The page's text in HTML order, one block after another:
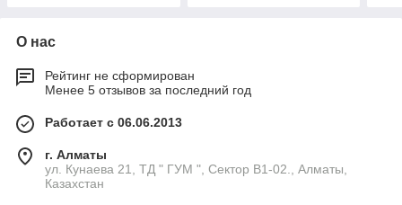
О нас
Рейтинг не сформирован
Менее 5 отзывов за последний год
Работает с 06.06.2013
г. Алматы
ул. Кунаева 21, ТД " ГУМ ", Сектор В1-02., Алматы,
Казахстан